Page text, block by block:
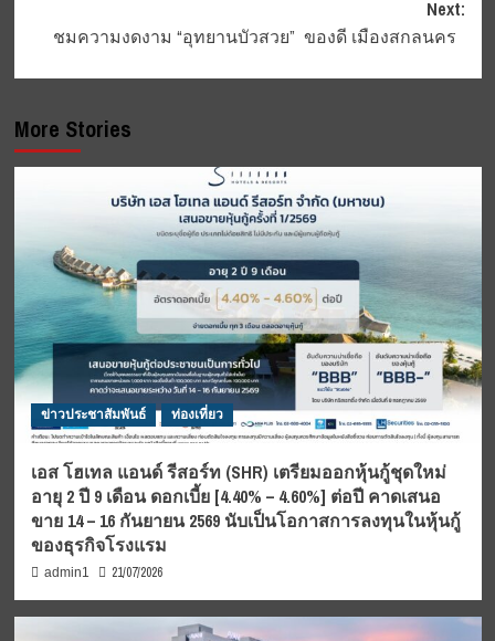
Next:
ชมความงดงาม “อุทยานบัวสวย” ของดี เมืองสกลนคร
More Stories
ข่าวประชาสัมพันธ์ ท่องเที่ยว
เอส โฮเทล แอนด์ รีสอร์ท (SHR) เตรียมออกหุ้นกู้ชุดใหม่
อายุ 2 ปี 9 เดือน ดอกเบี้ย [4.40% – 4.60%] ต่อปี คาดเสนอ
ขาย 14 – 16 กันยายน 2569 นับเป็นโอกาสการลงทุนในหุ้นกู้
ของธุรกิจโรงแรม
admin1 21/07/2026